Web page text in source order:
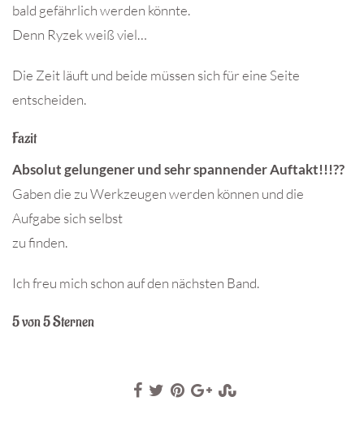
bald gefährlich werden könnte.
Denn Ryzek weiß viel…
Die Zeit läuft und beide müssen sich für eine Seite
entscheiden.
Fazit
Absolut gelungener und sehr spannender Auftakt!!!??
Gaben die zu Werkzeugen werden können und die
Aufgabe sich selbst
zu finden.
Ich freu mich schon auf den nächsten Band.
5 von 5 Sternen